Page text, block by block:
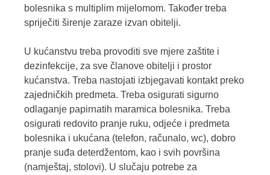
bolesnika s multiplim mijelomom. Također treba
spriječiti širenje zaraze izvan obitelji.
U kućanstvu treba provoditi sve mjere zaštite i
dezinfekcije, za sve članove obitelji i prostor
kućanstva. Treba nastojati izbjegavati kontakt preko
zajedničkih predmeta. Treba osigurati sigurno
odlaganje papirnatih maramica bolesnika. Treba
osigurati redovito pranje ruku, odjeće i predmeta
bolesnika i ukućana (telefon, računalo, wc), dobro
pranje suđa deterdžentom, kao i svih površina
(namještaj, stolovi). U slučaju potrebe za